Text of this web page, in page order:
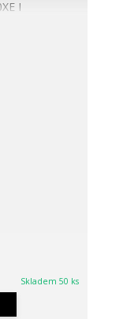
Skladem 50 ks